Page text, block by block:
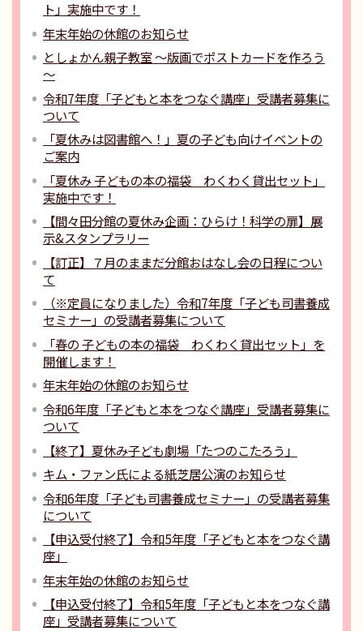
ト」実施中です！
年末年始の休館のお知らせ
としょかん親子教室 ～版画でポストカードを作ろう
～
令和7年度「子どもと本をつなぐ講座」受講者募集に
ついて
「夏休みは図書館へ！」夏の子ども向けイベントの
ご案内
「夏休み 子どもの本の福袋 わくわく貸出セット」
実施中です！
【間々田分館の夏休み企画：ひらけ！科学の扉】展
示&スタンプラリー
【訂正】７月のままだ分館おはなし会の日程につい
て
（※定員になりました）令和7年度「子ども司書養成
セミナー」の受講者募集について
「春の 子どもの本の福袋 わくわく貸出セット」を
開催します！
年末年始の休館のお知らせ
令和6年度「子どもと本をつなぐ講座」受講者募集に
ついて
【終了】夏休み子ども劇場「たつのこたろう」
キム・ファン氏による紙芝居公演のお知らせ
令和6年度「子ども司書養成セミナー」の受講者募集
について
【申込受付終了】令和5年度「子どもと本をつなぐ講
座」
年末年始の休館のお知らせ
【申込受付終了】令和5年度「子どもと本をつなぐ講
座」受講者募集について